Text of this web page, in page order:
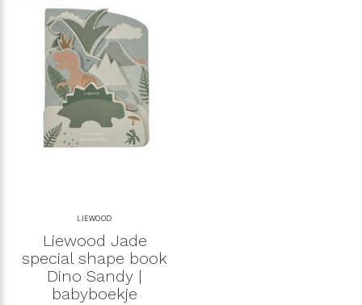
LIEWOOD
Liewood Jade
special shape book
Dino Sandy |
babyboekje